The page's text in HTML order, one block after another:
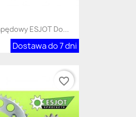
ESJOT Do...
Dostawa do 7 dni
favorite_border